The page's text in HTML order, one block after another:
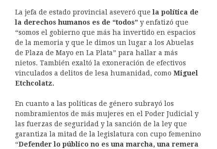
La jefa de estado provincial aseveró quela política de
la derechos humanos es de “todos”y enfatizó que
“somos el gobierno que más ha invertido en espacios
de la memoria y que le dimos un lugar a los Abuelas
de Plaza de Mayo en La Plata” para hallar a más
nietos. También exaltó la exoneración de efectivos
vinculados a delitos de lesa humanidad, como Miguel
Etchcolatz.
En cuanto a las políticas de género subrayó los
nombramientos de más mujeres en el Poder Judicial y
las fuerzas de seguridad y la sanción de la ley que
garantiza la mitad de la legislatura con cupo femenino
“Defender lo público no es una marcha, una remera